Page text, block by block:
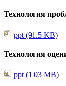
Технология
ppt (91.5 KB)
Технология
ppt (1.03 MB)